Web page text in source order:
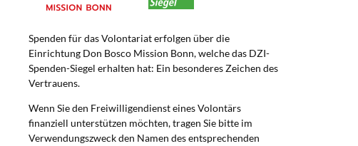
Spenden für das Volontariat erfolgen über die
Einrichtung Don Bosco Mission Bonn, welche das DZI-
Spenden-Siegel erhalten hat: Ein besonderes Zeichen des
Vertrauens.
Wenn Sie den Freiwilligendienst eines Volontärs
finanziell unterstützen möchten, tragen Sie bitte im
Verwendungszweck den Namen des entsprechenden